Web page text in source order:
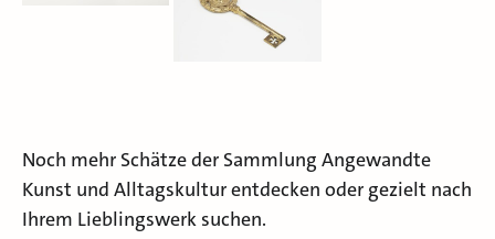
Noch mehr Schätze der Sammlung Angewandte
Kunst und Alltagskultur entdecken oder gezielt nach
Ihrem Lieblingswerk suchen.